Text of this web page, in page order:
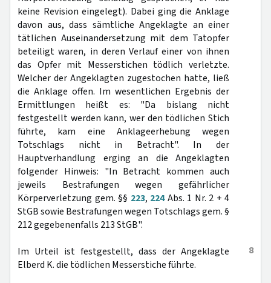
keine Revision eingelegt). Dabei ging die Anklage
davon aus, dass sämtliche Angeklagte an einer
tätlichen Auseinandersetzung mit dem Tatopfer
beteiligt waren, in deren Verlauf einer von ihnen
das Opfer mit Messerstichen tödlich verletzte.
Welcher der Angeklagten zugestochen hatte, ließ
die Anklage offen. Im wesentlichen Ergebnis der
Ermittlungen heißt es: "Da bislang nicht
festgestellt werden kann, wer den tödlichen Stich
führte, kam eine Anklageerhebung wegen
Totschlags nicht in Betracht". In der
Hauptverhandlung erging an die Angeklagten
folgender Hinweis: "In Betracht kommen auch
jeweils Bestrafungen wegen gefährlicher
Körperverletzung gem. §§ 223, 224Abs. 1 Nr. 2 + 4
StGB sowie Bestrafungen wegen Totschlags gem. §
212 gegebenenfalls 213 StGB".
8
Im Urteil ist festgestellt, dass der Angeklagte
Elberd K. die tödlichen Messerstiche führte.